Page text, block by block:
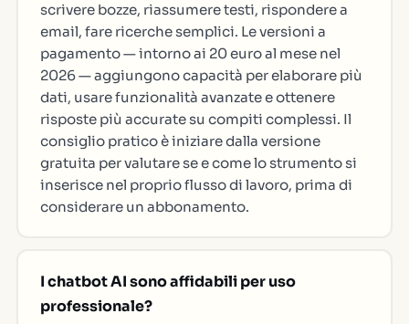
scrivere bozze, riassumere testi, rispondere a
email, fare ricerche semplici. Le versioni a
pagamento — intorno ai 20 euro al mese nel
2026 — aggiungono capacità per elaborare più
dati, usare funzionalità avanzate e ottenere
risposte più accurate su compiti complessi. Il
consiglio pratico è iniziare dalla versione
gratuita per valutare se e come lo strumento si
inserisce nel proprio flusso di lavoro, prima di
considerare un abbonamento.
I chatbot AI sono affidabili per uso
professionale?